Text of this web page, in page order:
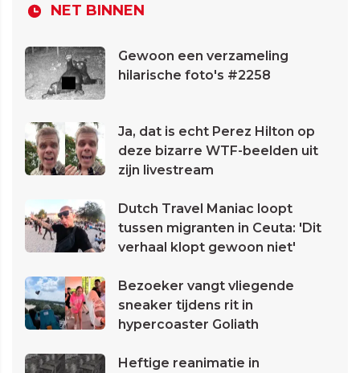
NET BINNEN
Gewoon een verzameling
hilarische foto's #2258
Ja, dat is echt Perez Hilton op
deze bizarre WTF-beelden uit
zijn livestream
Dutch Travel Maniac loopt
tussen migranten in Ceuta: 'Dit
verhaal klopt gewoon niet'
Bezoeker vangt vliegende
sneaker tijdens rit in
hypercoaster Goliath
Heftige reanimatie in